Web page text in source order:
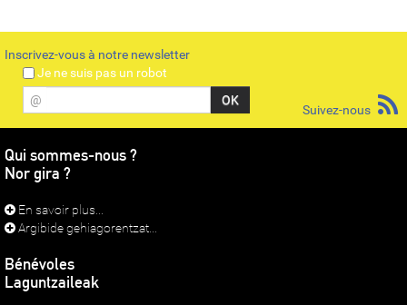
Inscrivez-vous à notre newsletter
Je ne suis pas un robot
@
Suivez-nous
Qui sommes-nous ?
Nor gira ?
En savoir plus...
Argibide gehiagorentzat...
Bénévoles
Laguntzaileak